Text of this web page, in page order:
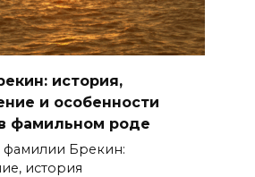
история,
и особенности
фамильном роде
фамилии Брекин:
история